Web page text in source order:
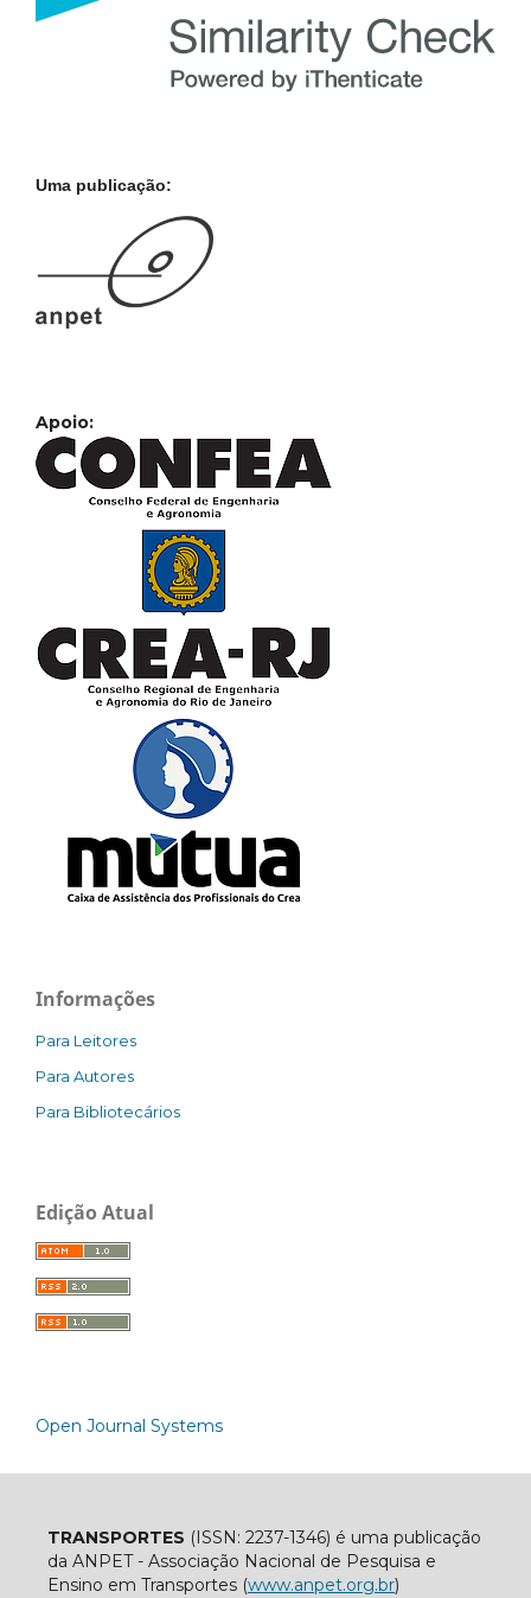
Uma publicação:
Apoio:
Informações
Para Leitores
Para Autores
Para Bibliotecários
Edição Atual
Open Journal Systems
TRANSPORTES (ISSN: 2237-1346) é uma publicação
da ANPET - Associação Nacional de Pesquisa e
Ensino em Transportes (www.anpet.org.br)